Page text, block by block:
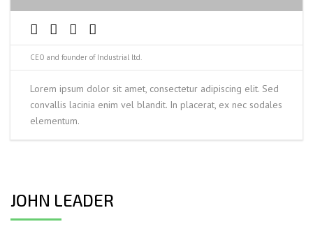
CEO and founder of Industrial ltd.
Lorem ipsum dolor sit amet, consectetur adipiscing elit. Sed
convallis lacinia enim vel blandit. In placerat, ex nec sodales
elementum.
JOHN LEADER